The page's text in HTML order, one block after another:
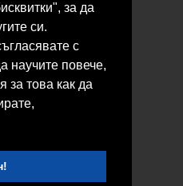
за да
си.
с
научите повече,
за това как да
запазени